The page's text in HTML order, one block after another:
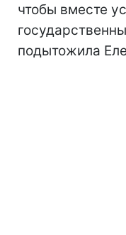
чтобы вместе
подытожила